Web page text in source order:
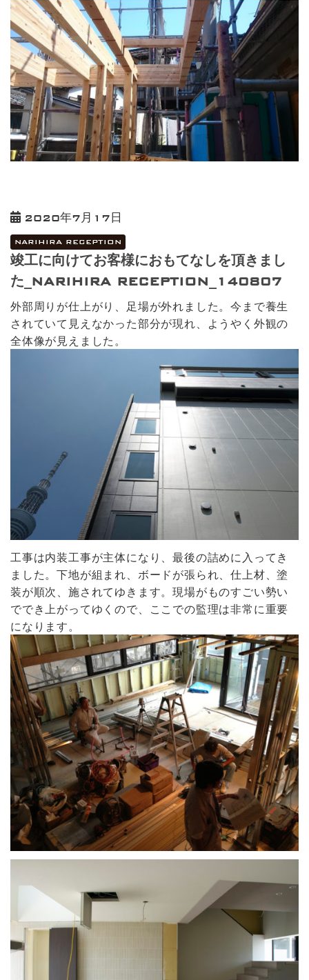
2020年7月17日
NARIHIRA RECEPTION
竣工に向けてお客様におもてなしを頂きまし
た_NARIHIRA RECEPTION_140807
外部周りが仕上がり、足場が外れました。今まで養生
されていて見えなかった部分が現れ、ようやく外観の
全体像が見えました。
工事は内装工事が主体になり、最後の詰めに入ってき
ました。下地が組まれ、ボードが張られ、仕上材、塗
装が順次、施されてゆきます。現場がものすごい勢い
ででき上がってゆくので、ここでの監理は非常に重要
になります。